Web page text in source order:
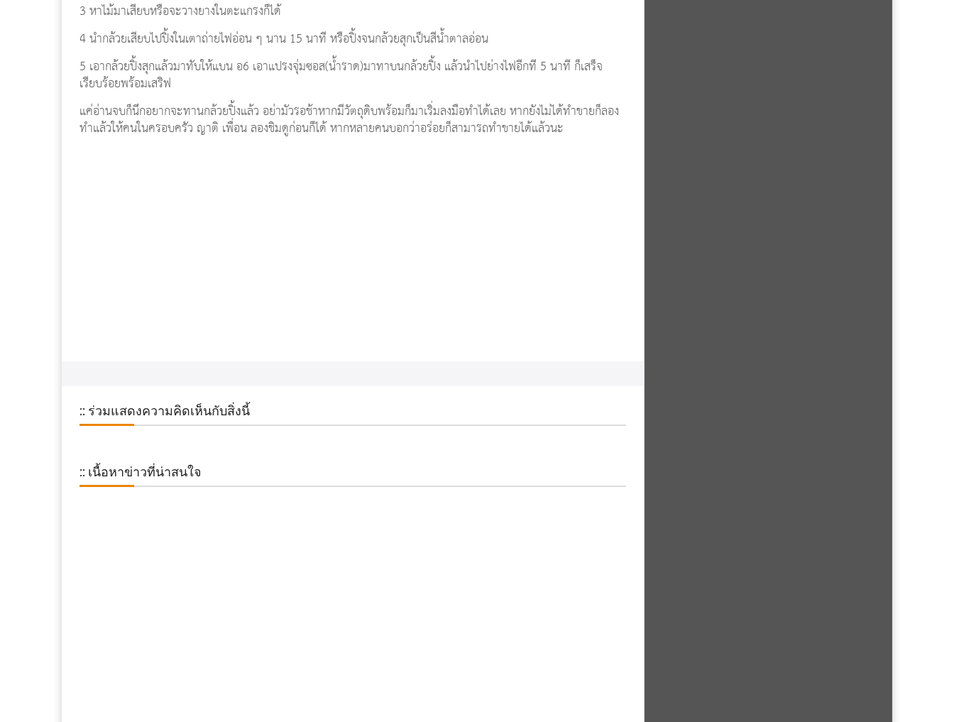
3 หาไม้มาเสียบหรือจะวางยางในตะแกรงก็ได้
4 นำกล้วยเสียบไปปิ้งในเตาถ่ายไฟอ่อน ๆ นาน 15 นาที หรือปิ้งจนกล้วยสุกเป็นสีน้ำตาลอ่อน
5 เอากล้วยปิ้งสุกแล้วมาทับให้แบน อ6 เอาแปรงจุ่มซอส(น้ำราด)มาทาบนกล้วยปิ้ง แล้วนำไปย่างไฟอีกที 5 นาที ก็เสร็จ
เรียบร้อยพร้อมเสริฟ
แค่อ่านจบก็นึกอยากจะทานกล้วยปิ้งแล้ว อย่ามัวรอช้าหากมีวัตถุดิบพร้อมก็มาเริ่มลงมือทำได้เลย หากยังไม่ได้ทำขายก็ลอง
ทำแล้วให้คนในครอบครัว ญาติ เพื่อน ลองชิมดูก่อนก็ได้ หากหลายคนบอกว่าอร่อยก็สามารถทำขายได้แล้วนะ
:: ร่วมแสดงความคิดเห็นกับสิ่งนี้
:: เนื้อหาข่าวที่น่าสนใจ